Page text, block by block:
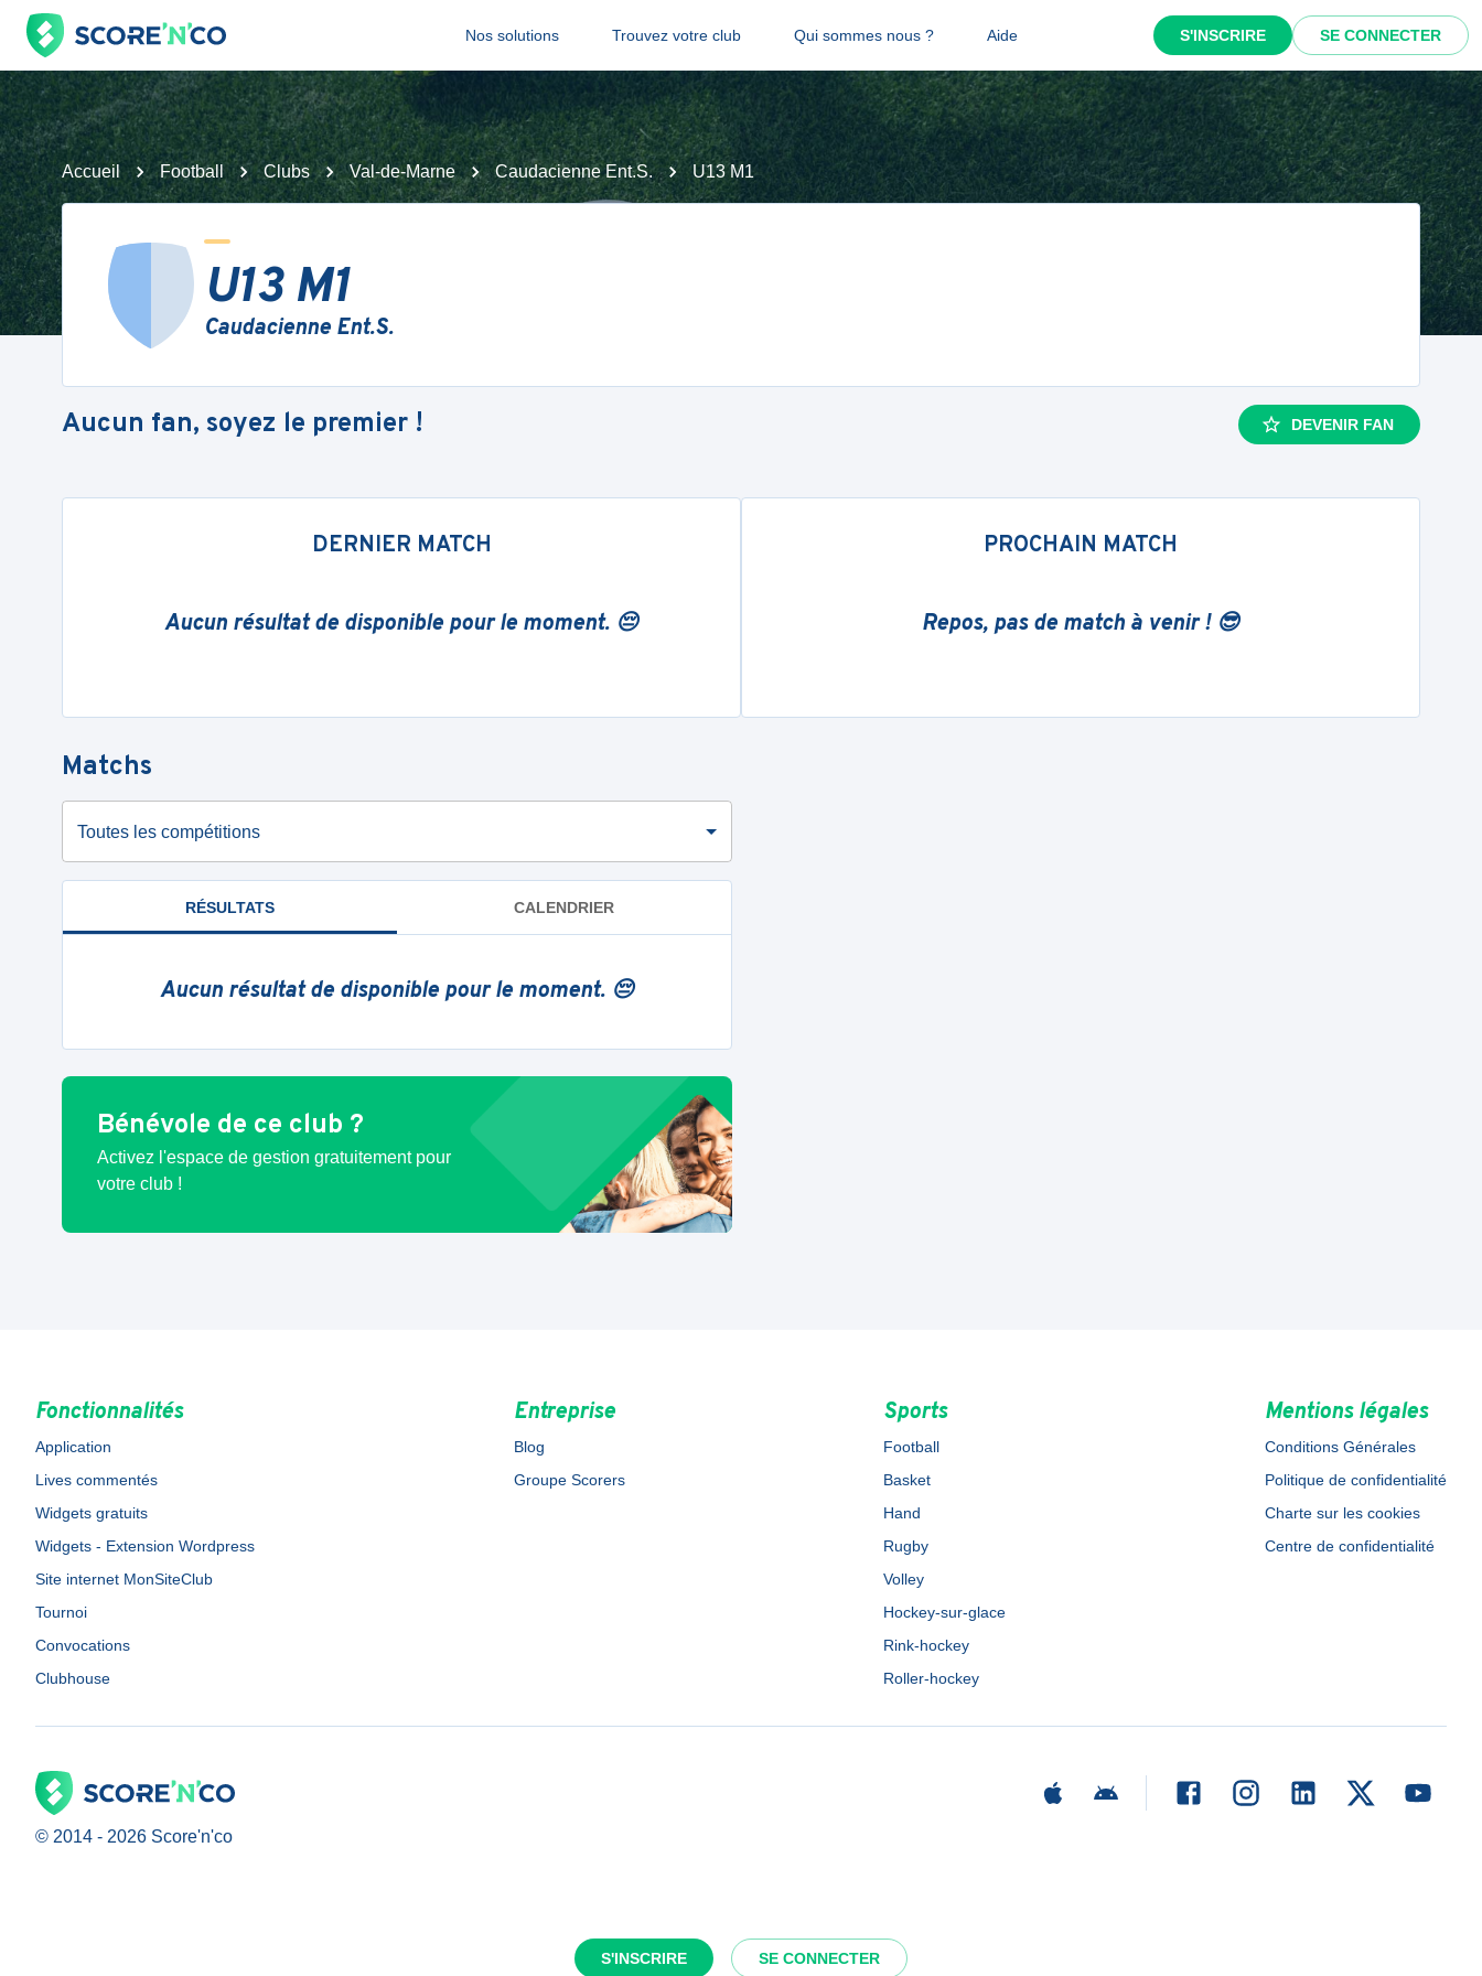
Nos solutions Trouvez votre club Qui sommes nous ? Aide S'INSCRIRE SE CONNECTER
S'INSCRIRE SE CONNECTER
Accueil Football Clubs Val-de-Marne Caudacienne Ent.S. U13 M1
U13 M1
Caudacienne Ent.S.
Aucun fan, soyez le premier ! DEVENIR FAN
DERNIER MATCH
Aucun résultat de disponible pour le moment. 😔
PROCHAIN MATCH
Repos, pas de match à venir ! 😎
Matchs
Toutes les compétitions
RÉSULTATS CALENDRIER
Aucun résultat de disponible pour le moment. 😔
Bénévole de ce club ?
Activez l'espace de gestion gratuitement pour
votre club !
Fonctionnalités
Application
Lives commentés
Widgets gratuits
Widgets - Extension Wordpress
Site internet MonSiteClub
Tournoi
Convocations
Clubhouse
Entreprise
Blog
Groupe Scorers
Sports
Football
Basket
Hand
Rugby
Volley
Hockey-sur-glace
Rink-hockey
Roller-hockey
Mentions légales
Conditions Générales
Politique de confidentialité
Charte sur les cookies
Centre de confidentialité
© 2014 - 2026 Score'n'co